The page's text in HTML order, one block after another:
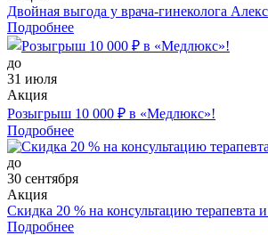
Двойная выгода у врача‑гинеколога
Подробнее
до
31 июля
Акция
Розыгрыш 10 000 ₽ в «Медлюкс»!
Подробнее
до
30 сентября
Акция
Скидка 20 % на консультацию терапевта
Подробнее